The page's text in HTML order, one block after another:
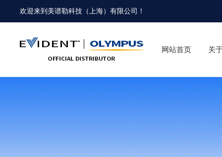
欢迎来到 美谱勒科技（上海）有限公司 ！
网站首页 关